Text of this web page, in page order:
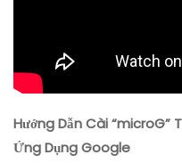
Hướng Dẫn Cài “microG”
Ứng Dụng Google